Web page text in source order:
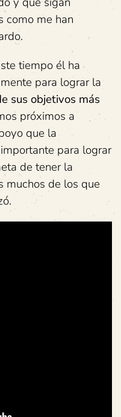
como me han
tiempo él ha
para lograr la
sus objetivos más
próximos a
que la
para lograr
de tener la
muchos de los que